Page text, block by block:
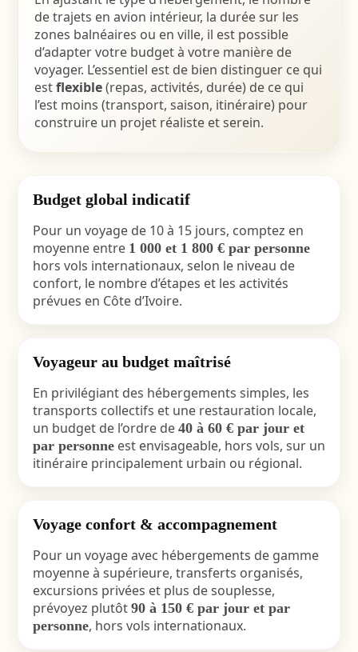
de trajets en avion intérieur, la durée sur les
zones balnéaires ou en ville, il est possible
d’adapter votre budget à votre manière de
voyager. L’essentiel est de bien distinguer ce qui
estflexible(repas, activités, durée) de ce qui
l’est moins (transport, saison, itinéraire) pour
construire un projet réaliste et serein.
Budget global indicatif
Pour un voyage de 10 à 15 jours, comptez en
moyenne entre 1 000 et 1 800 € par personne
hors vols internationaux, selon le niveau de
confort, le nombre d’étapes et les activités
prévues en Côte d’Ivoire.
Voyageur au budget maîtrisé
En privilégiant des hébergements simples, les
transports collectifs et une restauration locale,
un budget de l’ordre de 40 à 60 € par jour et
par personneest envisageable, hors vols, sur un
itinéraire principalement urbain ou régional.
Voyage confort & accompagnement
Pour un voyage avec hébergements de gamme
moyenne à supérieure, transferts organisés,
excursions privées et plus de souplesse,
prévoyez plutôt 90 à 150 € par jour et par
personne, hors vols internationaux.